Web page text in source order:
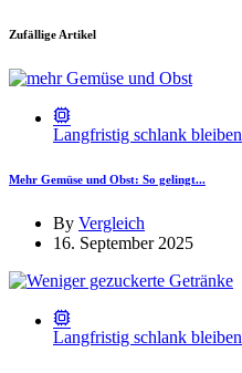
Zufällige Artikel
Langfristig schlank bleiben
Mehr Gemüse und Obst: So gelingt...
By Vergleich
16. September 2025
Langfristig schlank bleiben